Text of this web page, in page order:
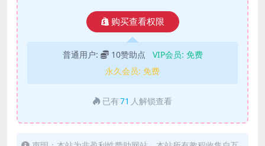
购买查看权限
普通用户: 10赞助点 VIP会员: 免费
永久会员: 免费
已有71 人解锁查看